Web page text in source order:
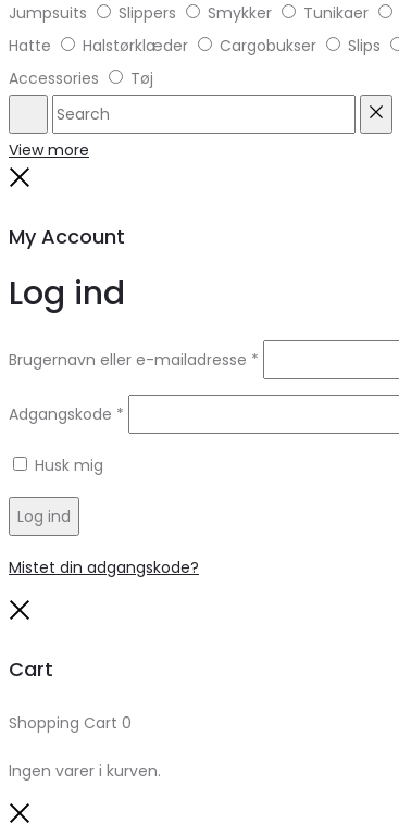
Jumpsuits
Slippers Smykker Tunikaer
Hatte
Halstørklæder Cargobukser Slips
Accessories
Tøj
Search
View more
My Account
Log ind
Brugernavn eller e-mailadresse *
Adgangskode *
Husk mig
Log ind
Mistet din adgangskode?
Cart
Shopping Cart 0
Ingen varer i kurven.